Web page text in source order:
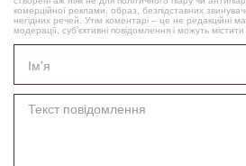
комерційної реклами, образ, безпідставних
негідних речей. Утім коментарі – це не редакційні
модерації, суб’єктивні повідомлення і можуть